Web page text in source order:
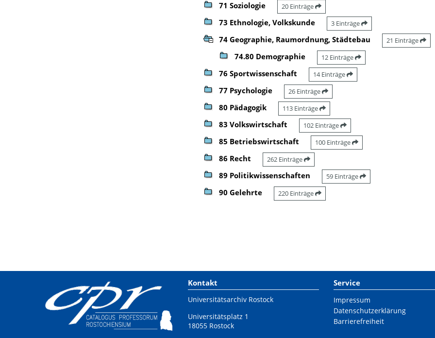
71 Soziologie 20 Einträge
73 Ethnologie, Volkskunde 3 Einträge
74 Geographie, Raumordnung, Städtebau 21 Einträge
74.80 Demographie 12 Einträge
76 Sportwissenschaft 14 Einträge
77 Psychologie 26 Einträge
80 Pädagogik 113 Einträge
83 Volkswirtschaft 102 Einträge
85 Betriebswirtschaft 100 Einträge
86 Recht 262 Einträge
89 Politikwissenschaften 59 Einträge
90 Gelehrte 220 Einträge
Kontakt
Universitätsarchiv Rostock
Universitätsplatz 1
18055 Rostock
Service
Impressum
Datenschutzerklärung
Barrierefreiheit